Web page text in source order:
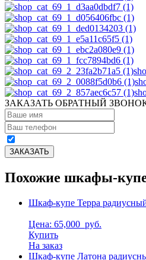
ЗАКАЗАТЬ ОБРАТНЫЙ
Похожие шкафы-купе
Шкаф-купе Терра
Цена: 65,000 руб.
Купить
На заказ
Шкаф-купе Латона